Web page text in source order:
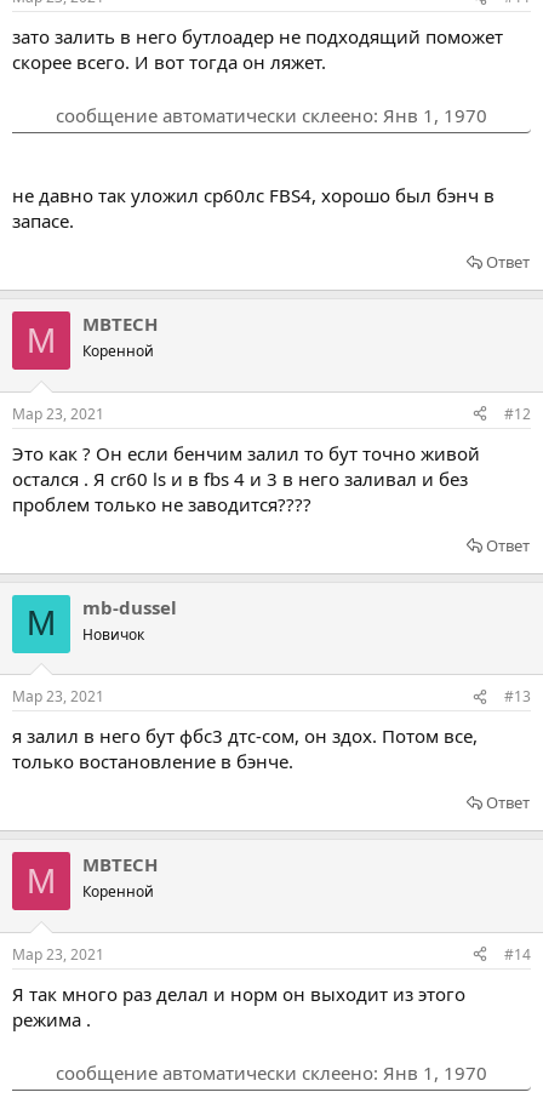
зато залить в него бутлоадер не подходящий поможет
скорее всего. И вот тогда он ляжет.
сообщение автоматически склеено: Янв 1, 1970
не давно так уложил ср60лс FBS4, хорошо был бэнч в
запасе.
Ответ
M MBTECH
Коренной
Мар 23, 2021 #12
Это как ? Он если бенчим залил то бут точно живой
остался . Я cr60 ls и в fbs 4 и 3 в него заливал и без
проблем только не заводится????
Ответ
M mb-dussel
Новичок
Мар 23, 2021 #13
я залил в него бут фбс3 дтс-сом, он здох. Потом все,
только востановление в бэнче.
Ответ
M MBTECH
Коренной
Мар 23, 2021 #14
Я так много раз делал и норм он выходит из этого
режима .
сообщение автоматически склеено: Янв 1, 1970